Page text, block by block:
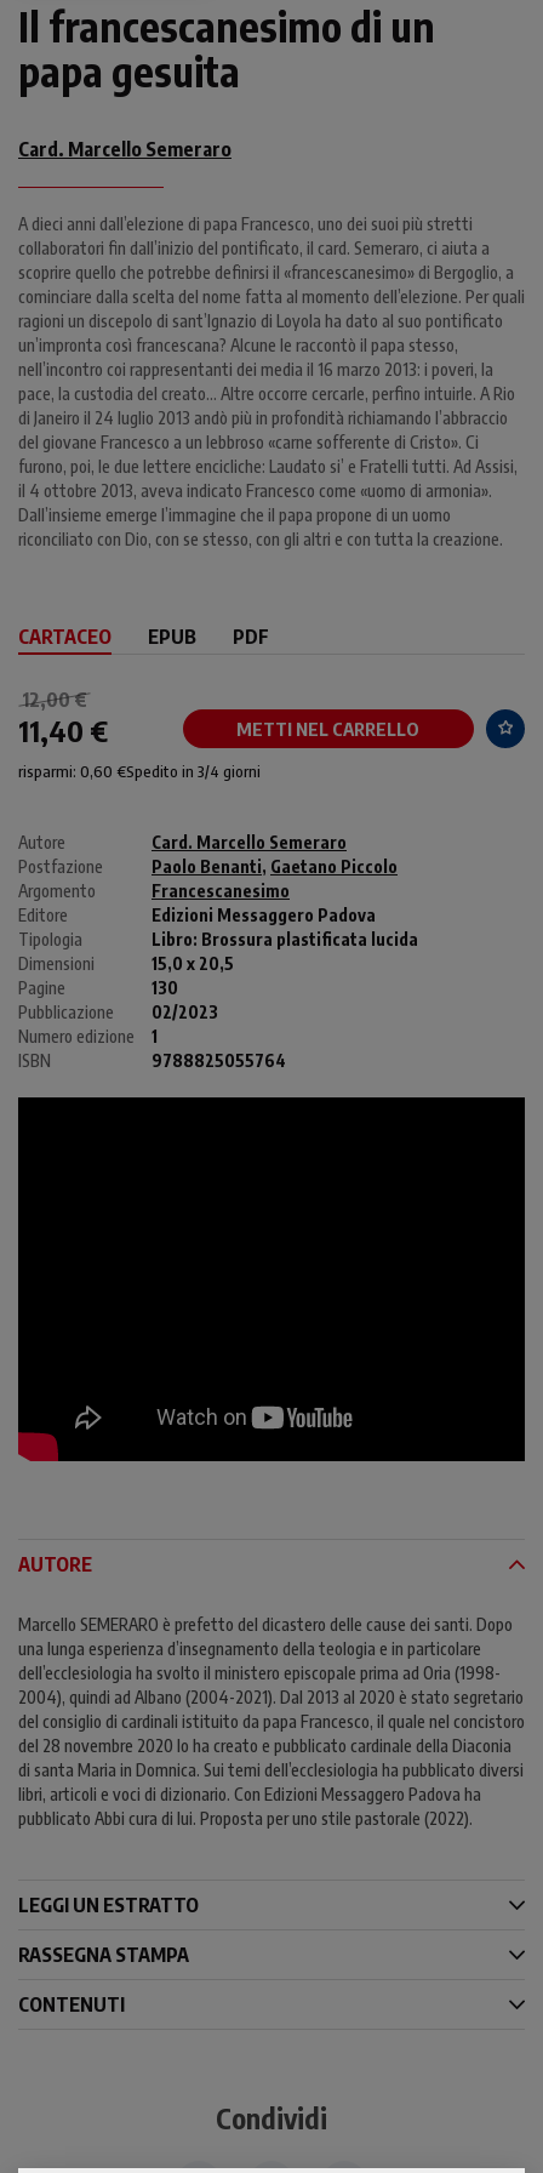
Il francescanesimo di un
papa gesuita
Card. Marcello Semeraro
A dieci anni dall’elezione di papa Francesco, uno dei suoi più stretti
collaboratori fin dall’inizio del pontificato, il card. Semeraro, ci aiuta a
scoprire quello che potrebbe definirsi il «francescanesimo» di Bergoglio, a
cominciare dalla scelta del nome fatta al momento dell’elezione. Per quali
ragioni un discepolo di sant’Ignazio di Loyola ha dato al suo pontificato
un’impronta così francescana? Alcune le raccontò il papa stesso,
nell’incontro coi rappresentanti dei media il 16 marzo 2013: i poveri, la
pace, la custodia del creato... Altre occorre cercarle, perfino intuirle. A Rio
di Janeiro il 24 luglio 2013 andò più in profondità richiamando l’abbraccio
del giovane Francesco a un lebbroso «carne sofferente di Cristo». Ci
furono, poi, le due lettere encicliche: Laudato si’ e Fratelli tutti. Ad Assisi,
il 4 ottobre 2013, aveva indicato Francesco come «uomo di armonia».
Dall’insieme emerge l’immagine che il papa propone di un uomo
riconciliato con Dio, con se stesso, con gli altri e con tutta la creazione.
CARTACEO EPUB PDF
12,00 €
11,40 € METTI NEL CARRELLO
risparmi: 0,60 €Spedito in 3/4 giorni
Autore
Card. Marcello Semeraro
Postfazione
Paolo Benanti, Gaetano Piccolo
Argomento
Francescanesimo
Editore
Edizioni Messaggero Padova
Tipologia
Libro: Brossura plastificata lucida
Dimensioni
15,0 x 20,5
Pagine
130
Pubblicazione
02/2023
Numero edizione
1
ISBN
9788825055764
AUTORE
Marcello SEMERARO è prefetto del dicastero delle cause dei santi. Dopo
una lunga esperienza d’insegnamento della teologia e in particolare
dell’ecclesiologia ha svolto il ministero episcopale prima ad Oria (1998-
2004), quindi ad Albano (2004-2021). Dal 2013 al 2020 è stato segretario
del consiglio di cardinali istituito da papa Francesco, il quale nel concistoro
del 28 novembre 2020 lo ha creato e pubblicato cardinale della Diaconia
di santa Maria in Domnica. Sui temi dell’ecclesiologia ha pubblicato diversi
libri, articoli e voci di dizionario. Con Edizioni Messaggero Padova ha
pubblicato Abbi cura di lui. Proposta per uno stile pastorale (2022).
LEGGI UN ESTRATTO
RASSEGNA STAMPA
CONTENUTI
Condividi